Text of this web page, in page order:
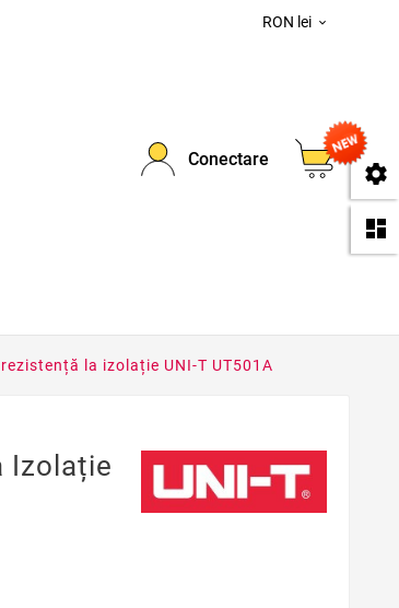
RON lei 
Conectare
0
la izolație UNI-T UT501A
Izolație